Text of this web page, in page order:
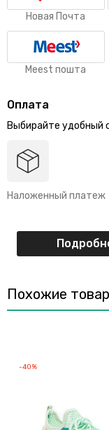
Новая Почта
Meest пошта
Оплата
Выбирайте удобный
Наложенный платеж
Похожие
-40%